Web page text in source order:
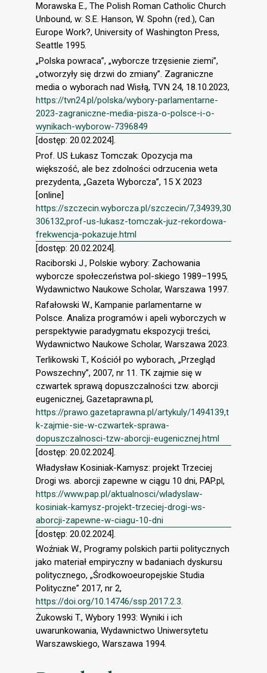
Morawska E., The Polish Roman Catholic Church
Unbound, w: S.E. Hanson, W. Spohn (red.), Can
Europe Work?, University of Washington Press,
Seattle 1995.
„Polska powraca”, „wyborcze trzęsienie ziemi”,
„otworzyły się drzwi do zmiany”. Zagraniczne
media o wyborach nad Wisłą, TVN 24, 18.10.2023,
https://tvn24.pl/polska/wybory-parlamentarne-
2023-zagraniczne-media-pisza-o-polsce-i-o-
wynikach-wyborow-7396849
[dostęp: 20.02.2024].
Prof. US Łukasz Tomczak: Opozycja ma
większość, ale bez zdolności odrzucenia weta
prezydenta, „Gazeta Wyborcza”, 15 X 2023
[online]
https://szczecin.wyborcza.pl/szczecin/7,34939,30
306132,prof-us-lukasz-tomczak-juz-rekordowa-
frekwencja-pokazuje.html
[dostęp: 20.02.2024].
Raciborski J., Polskie wybory: Zachowania
wyborcze społeczeństwa pol-skiego 1989–1995,
Wydawnictwo Naukowe Scholar, Warszawa 1997.
Rafałowski W., Kampanie parlamentarne w
Polsce. Analiza programów i apeli wyborczych w
perspektywie paradygmatu ekspozycji treści,
Wydawnictwo Naukowe Scholar, Warszawa 2023.
Terlikowski T., Kościół po wyborach, „Przegląd
Powszechny”, 2007, nr 11. TK zajmie się w
czwartek sprawą dopuszczalności tzw. aborcji
eugenicznej, Gazetaprawna.pl,
https://prawo.gazetaprawna.pl/artykuly/1494139,t
k-zajmie-sie-w-czwartek-sprawa-
dopuszczalnosci-tzw-aborcji-eugenicznej.html
[dostęp: 20.02.2024].
Władysław Kosiniak-Kamysz: projekt Trzeciej
Drogi ws. aborcji zapewne w ciągu 10 dni, PAP.pl,
https://www.pap.pl/aktualnosci/wladyslaw-
kosiniak-kamysz-projekt-trzeciej-drogi-ws-
aborcji-zapewne-w-ciagu-10-dni
[dostęp: 20.02.2024].
Woźniak W., Programy polskich partii politycznych
jako materiał empiryczny w badaniach dyskursu
politycznego, „Środkowoeuropejskie Studia
Polityczne” 2017, nr 2,
https://doi.org/10.14746/ssp.2017.2.3.
Żukowski T., Wybory 1993: Wyniki i ich
uwarunkowania, Wydawnictwo Uniwersytetu
Warszawskiego, Warszawa 1994.